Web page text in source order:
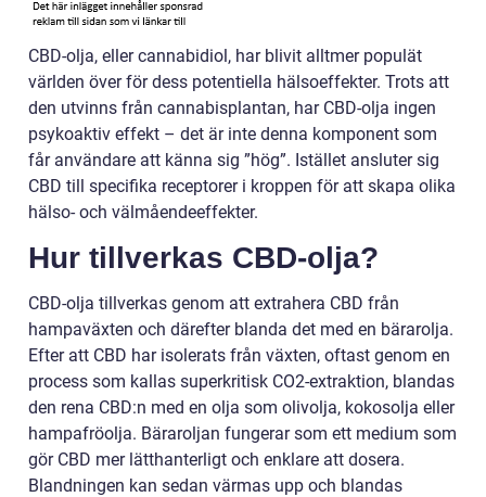
CBD-olja, eller cannabidiol, har blivit alltmer populät
världen över för dess potentiella hälsoeffekter. Trots att
den utvinns från cannabisplantan, har CBD-olja ingen
psykoaktiv effekt – det är inte denna komponent som
får användare att känna sig ”hög”. Istället ansluter sig
CBD till specifika receptorer i kroppen för att skapa olika
hälso- och välmåendeeffekter.
Hur tillverkas CBD-olja?
CBD-olja tillverkas genom att extrahera CBD från
hampaväxten och därefter blanda det med en bärarolja.
Efter att CBD har isolerats från växten, oftast genom en
process som kallas superkritisk CO2-extraktion, blandas
den rena CBD:n med en olja som olivolja, kokosolja eller
hampafröolja. Bäraroljan fungerar som ett medium som
gör CBD mer lätthanterligt och enklare att dosera.
Blandningen kan sedan värmas upp och blandas